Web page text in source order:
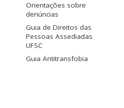
Orientações sobre
denúncias
Guia de Direitos das
Pessoas Assediadas
UFSC
Guia Antitransfobia